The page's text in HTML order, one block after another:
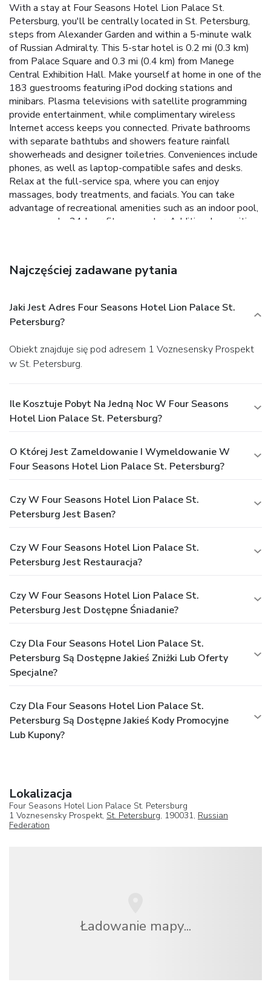
With a stay at Four Seasons Hotel Lion Palace St.
Petersburg, you'll be centrally located in St. Petersburg,
steps from Alexander Garden and within a 5-minute walk
of Russian Admiralty. This 5-star hotel is 0.2 mi (0.3 km)
from Palace Square and 0.3 mi (0.4 km) from Manege
Central Exhibition Hall. Make yourself at home in one of the
183 guestrooms featuring iPod docking stations and
minibars. Plasma televisions with satellite programming
provide entertainment, while complimentary wireless
Internet access keeps you connected. Private bathrooms
with separate bathtubs and showers feature rainfall
showerheads and designer toiletries. Conveniences include
phones, as well as laptop-compatible safes and desks.
Relax at the full-service spa, where you can enjoy
massages, body treatments, and facials. You can take
advantage of recreational amenities such as an indoor pool,
a sauna, and a 24-hour fitness center. Additional amenities
Enjoy Asian cuisine at Sintoho, one of the hotel's 3
restaurants, or stay in and take advantage of the 24-hour
bar/lounge. Buffet breakfasts are available daily from 7 AM
to 11 AM for a fee. Featured amenities include
complimentary wired Internet access, a 24-hour business
Petersburg? This hotel has facilities measuring 9203
square feet (855 square meters), including a conference
Najczęściej zadawane pytania
Jaki Jest Adres Four Seasons Hotel Lion Palace St.
Petersburg?
Obiekt znajduje się pod adresem 1 Voznesensky Prospekt
w St. Petersburg.
Ile Kosztuje Pobyt Na Jedną Noc W Four Seasons
Hotel Lion Palace St. Petersburg?
O Której Jest Zameldowanie I Wymeldowanie W
Four Seasons Hotel Lion Palace St. Petersburg?
Czy W Four Seasons Hotel Lion Palace St.
Petersburg Jest Basen?
Czy W Four Seasons Hotel Lion Palace St.
Petersburg Jest Restauracja?
Czy W Four Seasons Hotel Lion Palace St.
Petersburg Jest Dostępne Śniadanie?
Czy Dla Four Seasons Hotel Lion Palace St.
Petersburg Są Dostępne Jakieś Zniżki Lub Oferty
Specjalne?
Czy Dla Four Seasons Hotel Lion Palace St.
Petersburg Są Dostępne Jakieś Kody Promocyjne
Lub Kupony?
Lokalizacja
Four Seasons Hotel Lion Palace St. Petersburg
1 Voznesensky Prospekt, St. Petersburg, 190031, Russian
Federation
Ładowanie mapy...